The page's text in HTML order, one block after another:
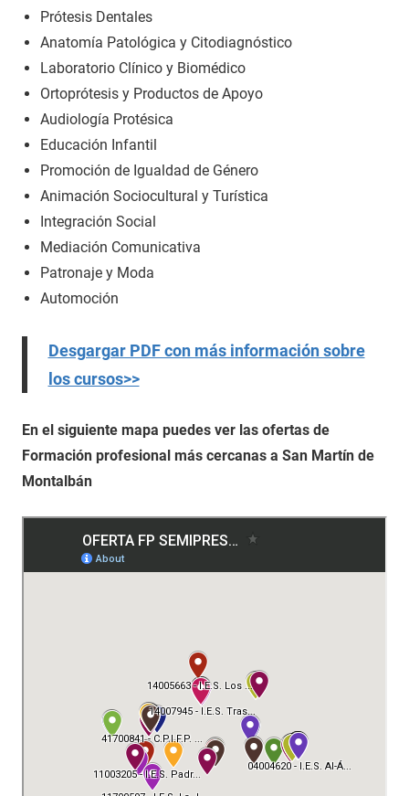
Prótesis Dentales
Anatomía Patológica y Citodiagnóstico
Laboratorio Clínico y Biomédico
Ortoprótesis y Productos de Apoyo
Audiología Protésica
Educación Infantil
Promoción de Igualdad de Género
Animación Sociocultural y Turística
Integración Social
Mediación Comunicativa
Patronaje y Moda
Automoción
Desgargar PDF con más información sobre
los cursos>>
En el siguiente mapa puedes ver las ofertas de
Formación profesional más cercanas a San Martín de
Montalbán